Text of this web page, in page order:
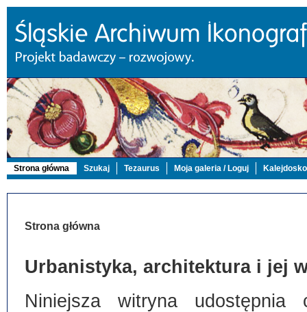
Strona główna Szukaj Tezaurus Moja galeria / Loguj
Strona główna
Urbanistyka, architektura i jej
Niniejsza witryna